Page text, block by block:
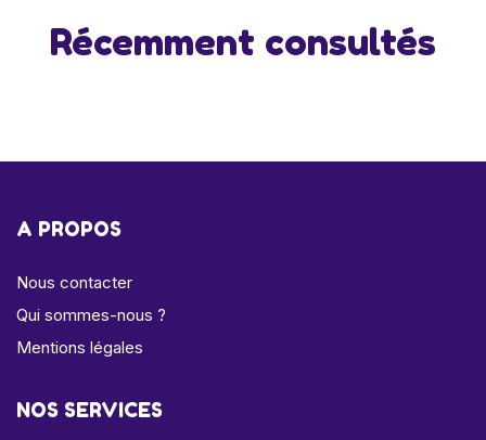
Récemment consultés
A PROPOS
Nous contacter
Qui sommes-nous ?
Mentions légales
NOS SERVICES